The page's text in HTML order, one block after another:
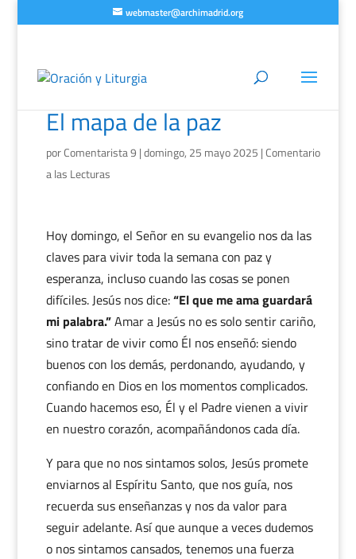
webmaster@archimadrid.org
El mapa de la paz
porComentarista 9 |domingo, 25 mayo 2025 |Comentario
a las Lecturas
Hoy domingo, el Señor en su evangelio nos da las
claves para vivir toda la semana con paz y
esperanza, incluso cuando las cosas se ponen
difíciles. Jesús nos dice:“El que me ama guardará
mi palabra.”Amar a Jesús no es solo sentir cariño,
sino tratar de vivir como Él nos enseñó: siendo
buenos con los demás, perdonando, ayudando, y
confiando en Dios en los momentos complicados.
Cuando hacemos eso, Él y el Padre vienen a vivir
en nuestro corazón, acompañándonos cada día.
Y para que no nos sintamos solos, Jesús promete
enviarnos al Espíritu Santo, que nos guía, nos
recuerda sus enseñanzas y nos da valor para
seguir adelante. Así que aunque a veces dudemos
o nos sintamos cansados, tenemos una fuerza